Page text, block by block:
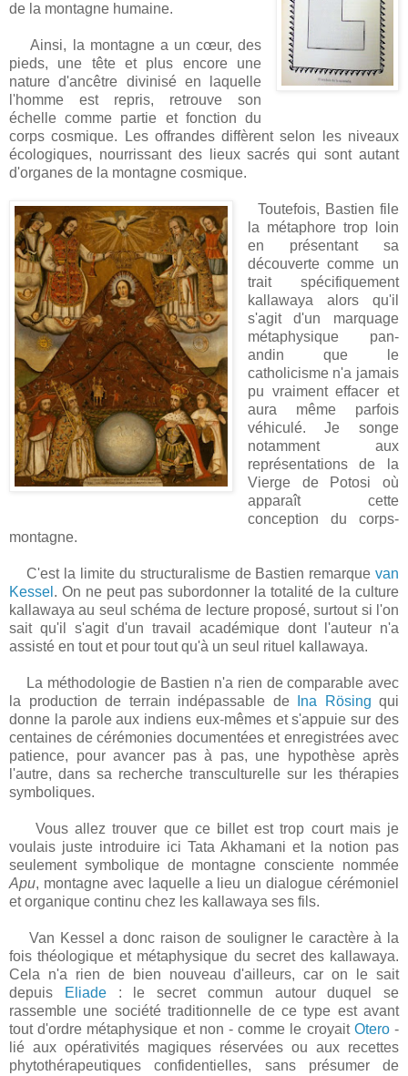
de la montagne humaine.
Ainsi, la montagne a un cœur, des
pieds, une tête et plus encore une
nature d'ancêtre divinisé en laquelle
l'homme est repris, retrouve son
échelle comme partie et fonction du
corps cosmique. Les offrandes diffèrent selon les niveaux
écologiques, nourrissant des lieux sacrés qui sont autant
d'organes de la montagne cosmique.
Toutefois, Bastien file
la métaphore trop loin
en présentant sa
découverte comme un
trait spécifiquement
kallawaya alors qu'il
s'agit d'un marquage
métaphysique pan-
andin que le
catholicisme n'a jamais
pu vraiment effacer et
aura même parfois
véhiculé. Je songe
notamment aux
représentations de la
Vierge de Potosi où
apparaît cette
conception du corps-
montagne.
C'est la limite du structuralisme de Bastien remarque van
Kessel . On ne peut pas subordonner la totalité de la culture
kallawaya au seul schéma de lecture proposé, surtout si l'on
sait qu'il s'agit d'un travail académique dont l'auteur n'a
assisté en tout et pour tout qu'à un seul rituel kallawaya.
La méthodologie de Bastien n'a rien de comparable avec
la production de terrain indépassable de
Ina Rösing qui
donne la parole aux indiens eux-mêmes et s'appuie sur des
centaines de cérémonies documentées et enregistrées avec
patience, pour avancer pas à pas, une hypothèse après
l'autre, dans sa recherche transculturelle sur les thérapies
symboliques.
Vous allez trouver que ce billet est trop court mais je
voulais juste introduire ici Tata Akhamani et la notion pas
seulement symbolique de montagne consciente nommée
Apu, montagne avec laquelle a lieu un dialogue cérémoniel
et organique continu chez les kallawaya ses fils.
Van Kessel a donc raison de souligner le caractère à la
fois théologique et métaphysique du secret des kallawaya.
Cela n'a rien de bien nouveau d'ailleurs, car on le sait
depuis
Eliade: le secret commun autour duquel se
rassemble une société traditionnelle de ce type est avant
tout d'ordre métaphysique et non - comme le croyait Otero-
lié aux opérativités magiques réservées ou aux recettes
phytothérapeutiques confidentielles, sans présumer de